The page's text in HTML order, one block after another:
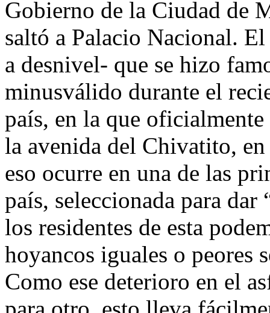
Gobierno de la Ciudad de
saltó a Palacio Nacional.
a desnivel- que se hizo
minusválido durante el
país, en la que
la avenida del Chivatito,
eso ocurre en una de las
país, seleccionada para
los residentes de esta
hoyancos iguales o peores
Como ese deterioro en el